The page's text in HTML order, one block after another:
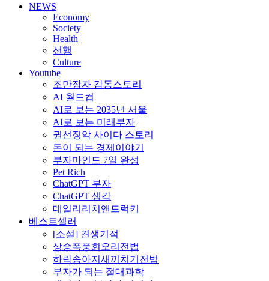
NEWS
Economy
Society
Health
선행
Culture
Youtube
조만장자 감동스토리
AI 월드컵
AI로 보는 2035년 서울
AI로 보는 미래부자
권선징악 사이다 스토리
돈이 되는 경제이야기
부자마인드 7일 완성
Pet Rich
ChatGPT 부자
ChatGPT 생각
데일리리치앤드럭키
베스트셀러
[소설] 견생기적
상승폭풍회오리전법
하락송아지새끼치기전법
부자가 되는 절대과학